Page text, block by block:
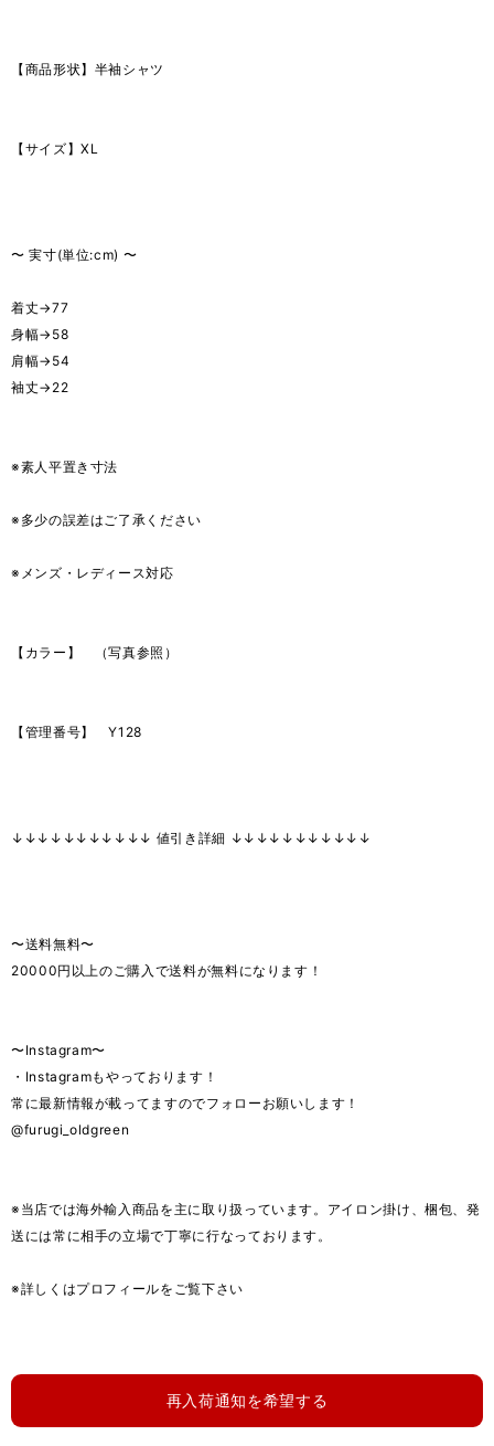
【商品形状】半袖シャツ
【サイズ】XL
〜 実寸(単位:cm) 〜
着丈→77
身幅→58
肩幅→54
袖丈→22
※素人平置き寸法
※多少の誤差はご了承ください
※メンズ・レディース対応
【カラー】 （写真参照）
【管理番号】 Y128
↓↓↓↓↓↓↓↓↓↓↓ 値引き詳細 ↓↓↓↓↓↓↓↓↓↓↓
〜送料無料〜
20000円以上のご購入で送料が無料になります！
〜Instagram〜
・Instagramもやっております！
常に最新情報が載ってますのでフォローお願いします！
@furugi_oldgreen
※当店では海外輸入商品を主に取り扱っています。アイロン掛け、梱包、発
送には常に相手の立場で丁寧に行なっております。
※詳しくはプロフィールをご覧下さい
再入荷通知を希望する